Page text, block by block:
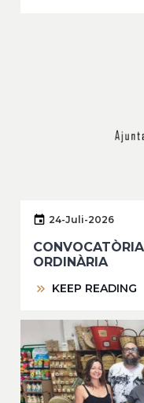
24-Juli-2026
ORDINÀRIA
KEEP READING